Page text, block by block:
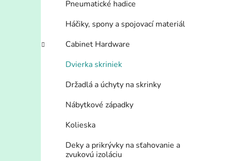
Pneumatické hadice
Háčiky, spony a spojovací materiál
Cabinet Hardware
Dvierka skriniek
Držadlá a úchyty na skrinky
Nábytkové západky
Kolieska
Deky a prikrývky na sťahovanie a
zvukovú izoláciu